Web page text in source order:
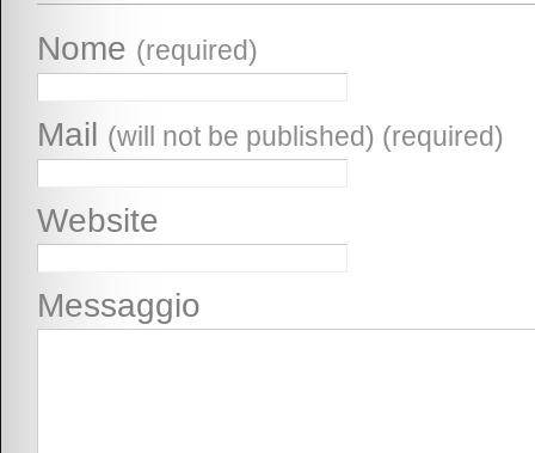
Nome (required)
Mail (will not be published) (required)
Website
Messaggio